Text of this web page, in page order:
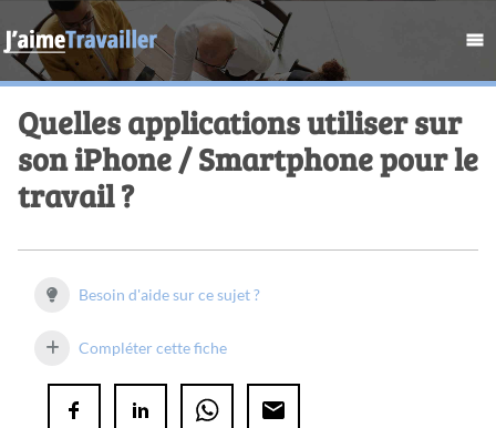
Quelles applications utiliser sur
son iPhone / Smartphone pour le
travail ?
Besoin d'aide sur ce sujet ?
Compléter cette fiche